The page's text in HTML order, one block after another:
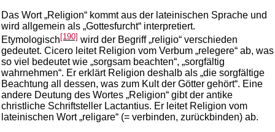
Das Wort „Religion“ kommt aus der lateinischen Sprache und
wird allgemein als „Gottesfurcht“ interpretiert.
Etymologisch [190] wird der Begriff „religio“ verschieden
gedeutet. Cicero leitet Religion vom Verbum „relegere“ ab, was
so viel bedeutet wie „sorgsam beachten“, „sorgfältig
wahrnehmen“. Er erklärt Religion deshalb als „die sorgfältige
Beachtung all dessen, was zum Kult der Götter gehört“. Eine
andere Deutung des Wortes „Religion“ gibt der antike
christliche Schriftsteller Lactantius. Er leitet Religion vom
lateinischen Wort „religare“ (= verbinden, zurückbinden) ab.